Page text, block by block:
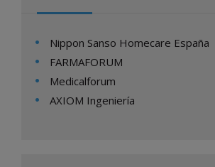
Nippon Sanso Homecare España
FARMAFORUM
Medicalforum
AXIOM Ingeniería